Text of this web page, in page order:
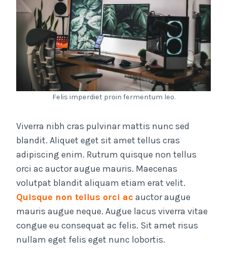
Felis imperdiet proin fermentum leo.
Viverra nibh cras pulvinar mattis nunc sed
blandit. Aliquet eget sit amet tellus cras
adipiscing enim. Rutrum quisque non tellus
orci ac auctor augue mauris. Maecenas
volutpat blandit aliquam etiam erat velit.
Quisque non tellus orci ac auctor augue
mauris augue neque. Augue lacus viverra vitae
congue eu consequat ac felis. Sit amet risus
nullam eget felis eget nunc lobortis.